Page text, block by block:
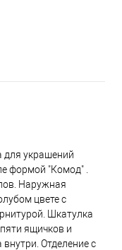
для украшений
формой "Комод" .
Наружная
цвете с
Шкатулка
ящичков и
Отделение с